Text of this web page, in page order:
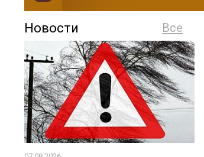
Все
Новости